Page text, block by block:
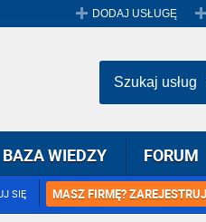
DODAJ USŁUGĘ
SIĘ MASZ FIRMĘ?
BAZA WIEDZY FORUM
Szukaj usług